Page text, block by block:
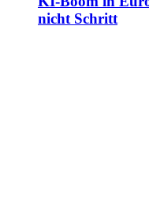
nicht Schritt